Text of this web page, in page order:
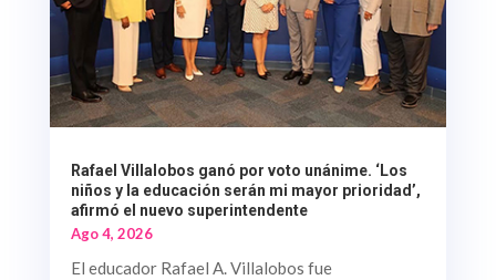
Rafael Villalobos ganó por voto unánime. ‘Los
niños y la educación serán mi mayor prioridad’,
afirmó el nuevo superintendente
Ago 4, 2026
El educador Rafael A. Villalobos fue